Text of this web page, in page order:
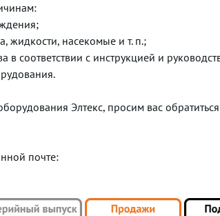
жидкости, насекомые и т. п.;
в соответствии с инструкцией и
Элтекс, просим вас
почте: